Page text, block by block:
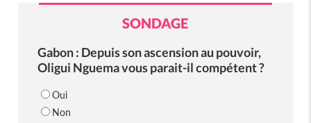
SONDAGE
Gabon : Depuis son ascension au pouvoir,
Oligui Nguema vous parait-il compétent ?
Oui
Non